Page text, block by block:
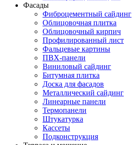
Фасады
Фиброцементный сайдинг
Облицовочная плитка
Облицовочный кирпич
Профилированный лист
Фальцевые картины
ПВХ-панели
Виниловый сайдинг
Битумная плитка
Доска для фасадов
Металлический сайдинг
Линеарные панели
Термопанели
Штукатурка
Кассеты
Подконструкция